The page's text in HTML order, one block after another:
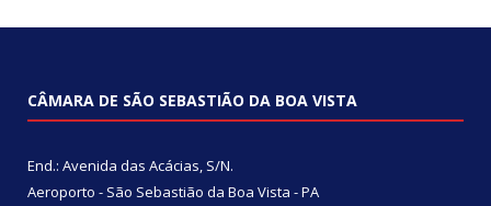
CÂMARA DE SÃO SEBASTIÃO DA BOA VISTA
End.: Avenida das Acácias, S/N.
Aeroporto - São Sebastião da Boa Vista - PA